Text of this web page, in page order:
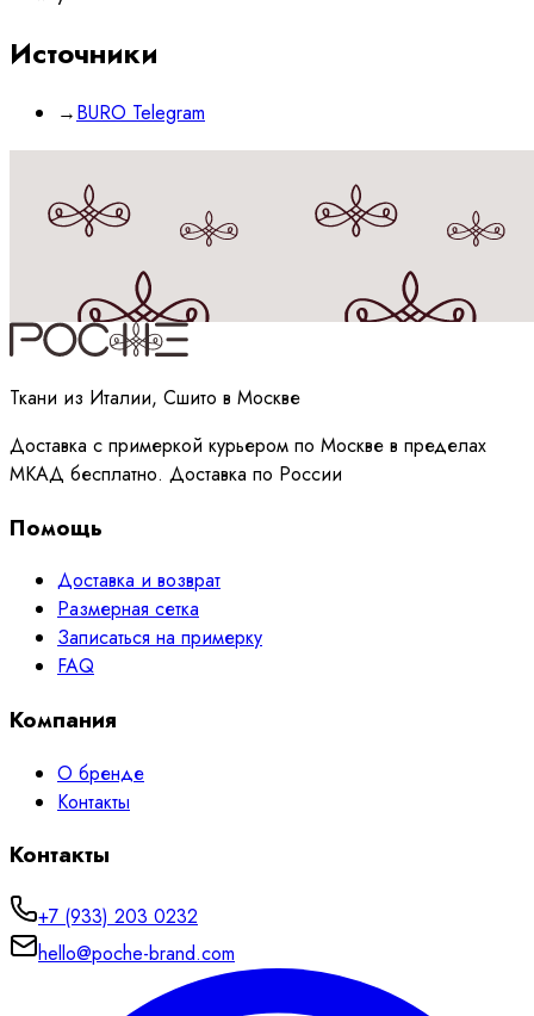
Источники
→BURO Telegram
Принимаюполитикуобработки данных
Ткани из Италии, Сшито в Москве
Доставка с примеркой курьером по Москве в пределах
МКАД бесплатно. Доставка по России
Помощь
Доставка и возврат
Размерная сетка
Записаться на примерку
FAQ
Компания
О бренде
Контакты
Контакты
+7 (933) 203 0232
hello@poche-brand.com